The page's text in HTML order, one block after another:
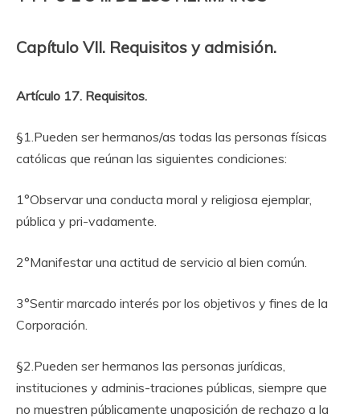
Capítulo VII. Requisitos y admisión.
Artículo 17. Requisitos.
§1.Pueden ser hermanos/as todas las personas físicas
católicas que reúnan las siguientes condiciones:
1°Observar una conducta moral y religiosa ejemplar,
pública y pri-vadamente.
2°Manifestar una actitud de servicio al bien común.
3°Sentir marcado interés por los objetivos y fines de la
Corporación.
§2.Pueden ser hermanos las personas jurídicas,
instituciones y adminis-traciones públicas, siempre que
no muestren públicamente unaposición de rechazo a la